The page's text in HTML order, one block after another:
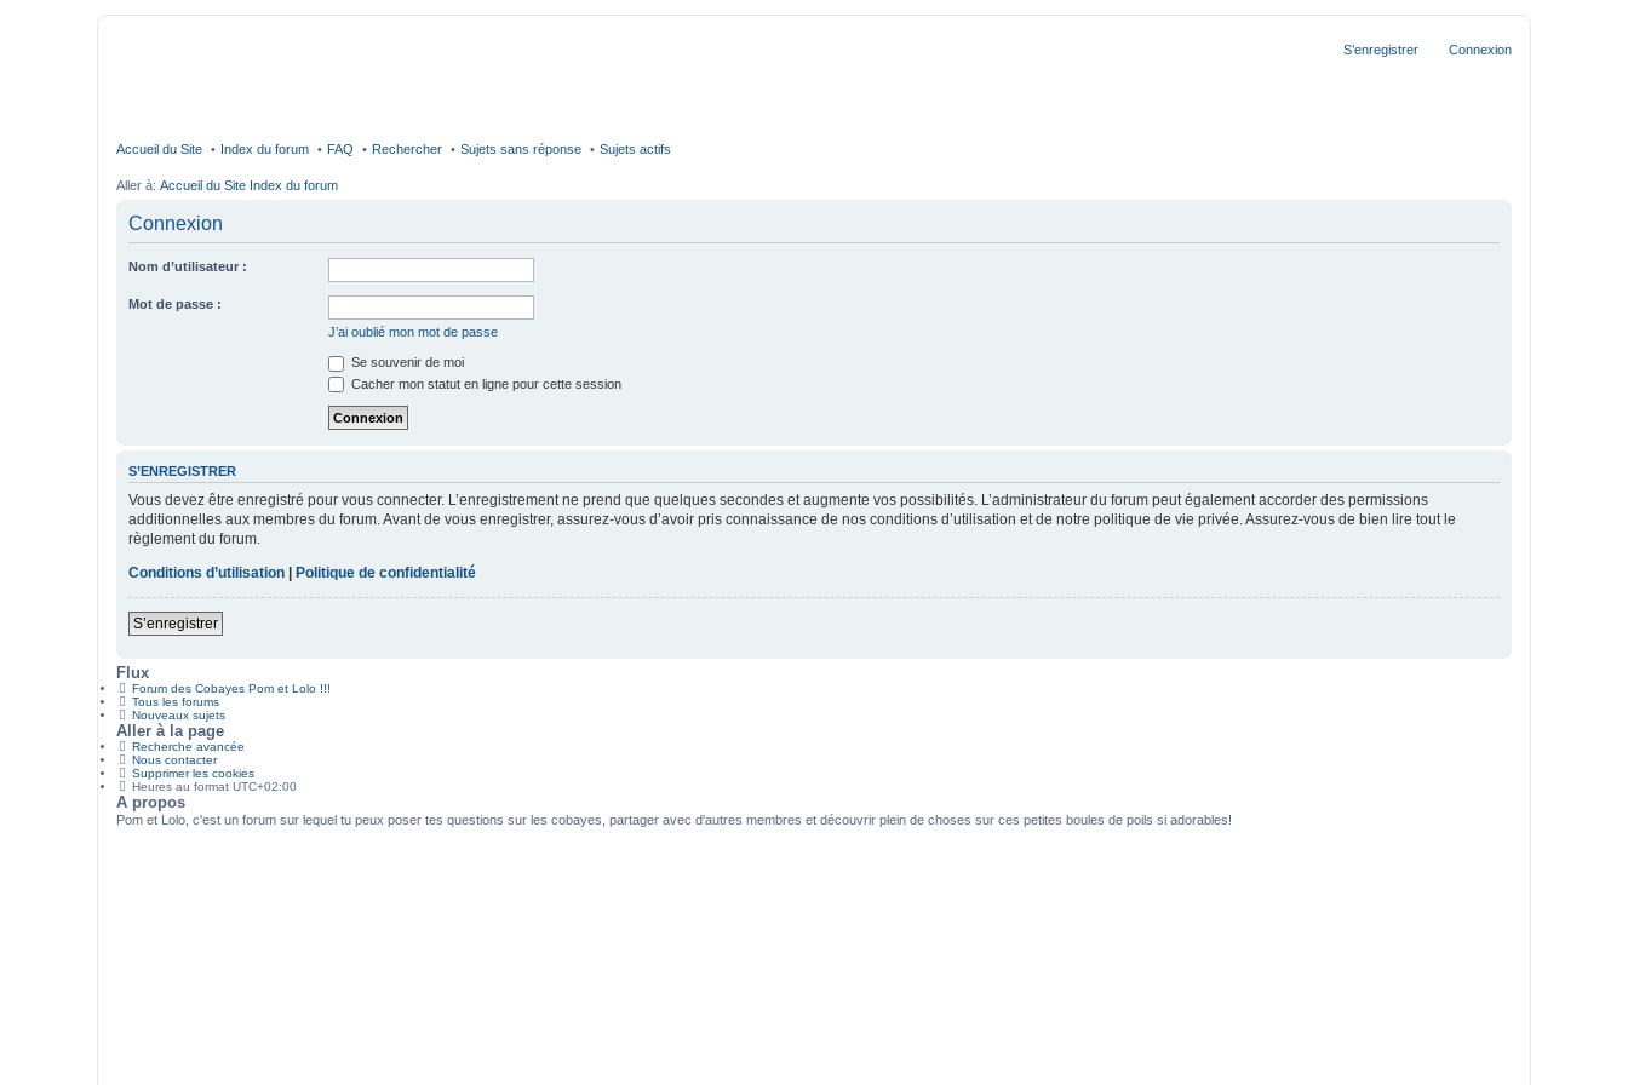
Connexion
S’enregistrer
Accueil du Site Index du forum FAQ Rechercher Sujets sans réponse Sujets actifs
Aller à: Accueil du Site Index du forum
Connexion
Nom d’utilisateur :
Mot de passe :
J’ai oublié mon mot de passe
Se souvenir de moi
Cacher mon statut en ligne pour cette session
S’ENREGISTRER
Vous devez être enregistré pour vous connecter. L’enregistrement ne prend que quelques secondes et augmente vos possibilités. L’administrateur du forum peut également accorder des permissions
additionnelles aux membres du forum. Avant de vous enregistrer, assurez-vous d’avoir pris connaissance de nos conditions d’utilisation et de notre politique de vie privée. Assurez-vous de bien lire tout le
règlement du forum.
Conditions d’utilisation | Politique de confidentialité
S’enregistrer
Flux
Forum des Cobayes Pom et Lolo !!!
Tous les forums
Nouveaux sujets
Aller à la page
Recherche avancée
Nous contacter
Supprimer les cookies
Heures au format UTC+02:00
A propos
Pom et Lolo, c'est un forum sur lequel tu peux poser tes questions sur les cobayes, partager avec d'autres membres et découvrir plein de choses sur ces petites boules de poils si adorables!